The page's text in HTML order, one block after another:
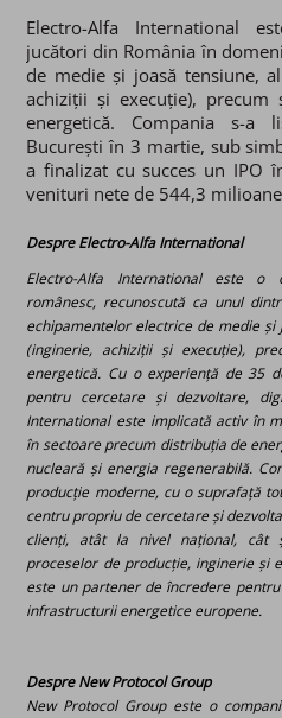
Electro-Alfa International
jucători din România în
de medie și joasă tensiune,
achiziții și execuție),
energetică.
Compania s-a
București în 3 martie, sub
a finalizat cu succes un IPO
venituri nete de 544,3
Despre Electro-Alfa International
Electro-Alfa International este o
românesc, recunoscută ca unul
echipamentelor electrice de medie și
(inginerie, achiziții și execuție),
energetică. Cu o experiență de 35
pentru cercetare și dezvoltare,
International este implicată activ în
în sectoare precum distribuția de
nucleară și energia regenerabilă.
producție moderne, cu o suprafață
centru propriu de cercetare și
clienți, atât la nivel național, cât
proceselor de producție, inginerie și
este un partener de încredere
infrastructurii energetice europene.
Despre New Protocol Group
New Protocol Group este o